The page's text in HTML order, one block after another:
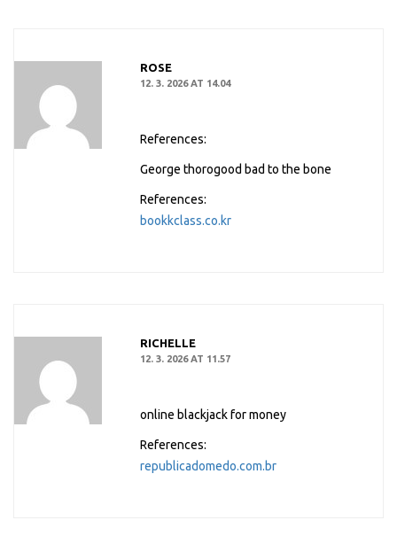
ROSE
12. 3. 2026 AT 14.04
References:
George thorogood bad to the bone
References:
bookkclass.co.kr
RICHELLE
12. 3. 2026 AT 11.57
online blackjack for money
References:
republicadomedo.com.br